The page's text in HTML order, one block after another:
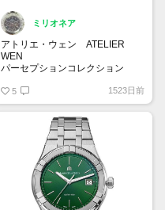
ミリオネア
アトリエ・ウェン ATELIER
WEN
パーセプションコレクション
マスター・チェンという男性が1
人で制作しています。
5 1523日前